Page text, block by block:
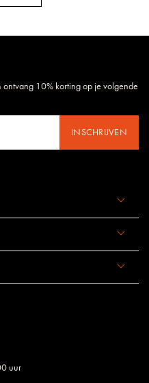
tot Facebook en Instagram tot
als geen ander bedrijf.
10% korting op je volgende
INSCHRIJVEN
uur